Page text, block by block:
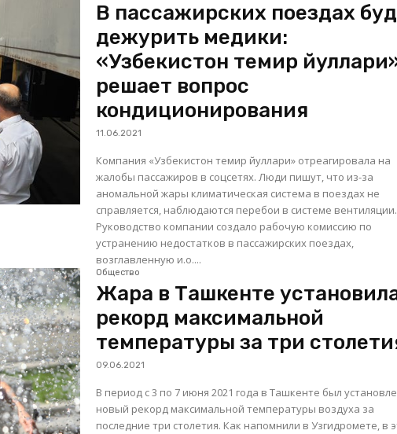
В пассажирских поездах
дежурить медики:
«Узбекистон темир
решает вопрос
кондиционирования
11.06.2021
Компания «Узбекистон темир йуллари» отреагировала на
жалобы пассажиров в соцсетях. Люди пишут, что из-за
аномальной жары климатическая система в поездах не
справляется, наблюдаются перебои в системе вентиляции.
Руководство компании создало рабочую комиссию по
устранению недостатков в пассажирских поездах,
возглавленную и.о....
Общество
Жара в Ташкенте
рекорд максимальной
температуры за три
09.06.2021
В период с 3 по 7 июня 2021 года в Ташкенте был
новый рекорд максимальной температуры воздуха за
последние три столетия. Как напомнили в Узгидромете, в эти